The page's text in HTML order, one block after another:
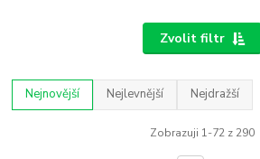
Zvolit filtr
Nejnovější Nejlevnější Nejdražší
Zobrazuji 1-72 z 290